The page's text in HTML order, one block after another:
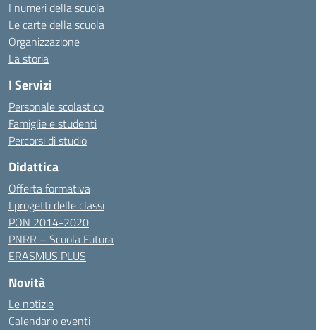
I numeri della scuola
Le carte della scuola
Organizzazione
La storia
I Servizi
Personale scolastico
Famiglie e studenti
Percorsi di studio
Didattica
Offerta formativa
I progetti delle classi
PON 2014-2020
PNRR – Scuola Futura
ERASMUS PLUS
Novità
Le notizie
Calendario eventi